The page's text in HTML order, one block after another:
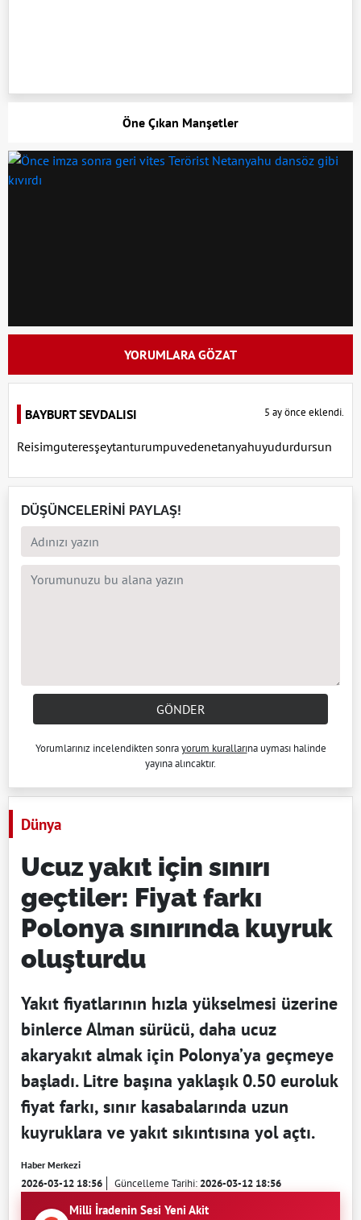
Öne Çıkan Manşetler
YORUMLARA GÖZAT
BAYBURT SEVDALISI 5 ay önce eklendi.
Reisimguteresşeytanturumpuvedenetanyahuyudurdursun
DÜŞÜNCELERİNİ PAYLAŞ!
GÖNDER
Yorumlarınız incelendikten sonrayorum kurallarına uyması halinde
yayına alıncaktır.
Dünya
Ucuz yakıt için sınırı
geçtiler: Fiyat farkı
Polonya sınırında kuyruk
oluşturdu
Yakıt fiyatlarının hızla yükselmesi üzerine
binlerce Alman sürücü, daha ucuz
akaryakıt almak için Polonya’ya geçmeye
başladı. Litre başına yaklaşık 0.50 euroluk
fiyat farkı, sınır kasabalarında uzun
kuyruklara ve yakıt sıkıntısına yol açtı.
Haber Merkezi
2026-03-12 18:56 Güncelleme Tarihi:2026-03-12 18:56
Milli İradenin Sesi Yeni Akit